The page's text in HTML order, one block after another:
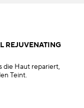
REJUVENATING
die Haut repariert,
Teint.